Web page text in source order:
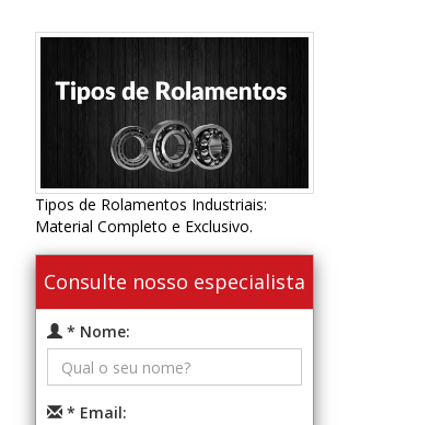
Tipos de Rolamentos Industriais:
Material Completo e Exclusivo.
Consulte nosso especialista
* Nome:
* Email: